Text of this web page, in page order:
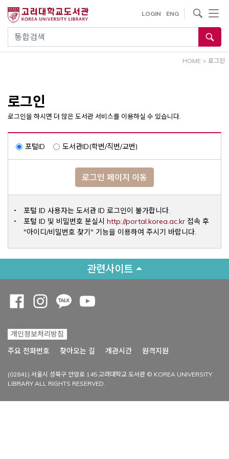
건
통합검색
LOGIN ENG
사이트내 검색
HOME > 로그인
로그인
로그인을 하시면 더 많은 도서관 서비스를 이용하실 수 있습니다.
포털ID 도서관ID(학번/직번/교번)
로그인 페이지 이동
포털 ID 사용자는 도서관 ID 로그인이 불가합니다.
포털 ID 및 비밀번호 분실시 http://portal.korea.ac.krOpens a
접속 후
"아이디/비밀번호 찾기" 기능을 이용하여 주시기 바랍니다.
관련사이트
개인정보처리방침
주요 전화번호
찾아오는 길 개관시간 원격지원
(02841) 서울시 성북구 안암로 145 고려대학교 도서관 © KOREA UNIVERSITY
LIBRARY ALL RIGHTS RESERVED.
Opens a new window
Opens a new window
Opens a new window